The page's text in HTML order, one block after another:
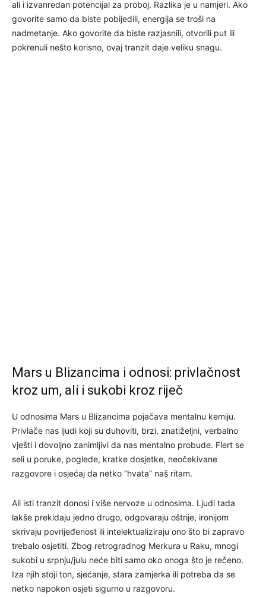
ali i izvanredan potencijal za proboj. Razlika je u namjeri. Ako
govorite samo da biste pobijedili, energija se troši na
nadmetanje. Ako govorite da biste razjasnili, otvorili put ili
pokrenuli nešto korisno, ovaj tranzit daje veliku snagu.
Mars u Blizancima i odnosi: privlačnost
kroz um, ali i sukobi kroz riječ
U odnosima Mars u Blizancima pojačava mentalnu kemiju.
Privlače nas ljudi koji su duhoviti, brzi, znatiželjni, verbalno
vješti i dovoljno zanimljivi da nas mentalno probude. Flert se
seli u poruke, poglede, kratke dosjetke, neočekivane
razgovore i osjećaj da netko “hvata” naš ritam.
Ali isti tranzit donosi i više nervoze u odnosima. Ljudi tada
lakše prekidaju jedno drugo, odgovaraju oštrije, ironijom
skrivaju povrijeđenost ili intelektualiziraju ono što bi zapravo
trebalo osjetiti. Zbog retrogradnog Merkura u Raku, mnogi
sukobi u srpnju/julu neće biti samo oko onoga što je rečeno.
Iza njih stoji ton, sjećanje, stara zamjerka ili potreba da se
netko napokon osjeti sigurno u razgovoru.